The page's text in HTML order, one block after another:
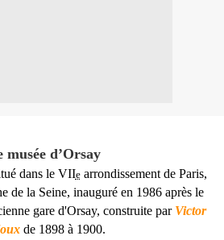
musée d’Orsay
dans le VIIearrondissement de Paris,
de la Seine, inauguré en 1986 après le
gare d'Orsay, construite par Victor
de 1898 à 1900.